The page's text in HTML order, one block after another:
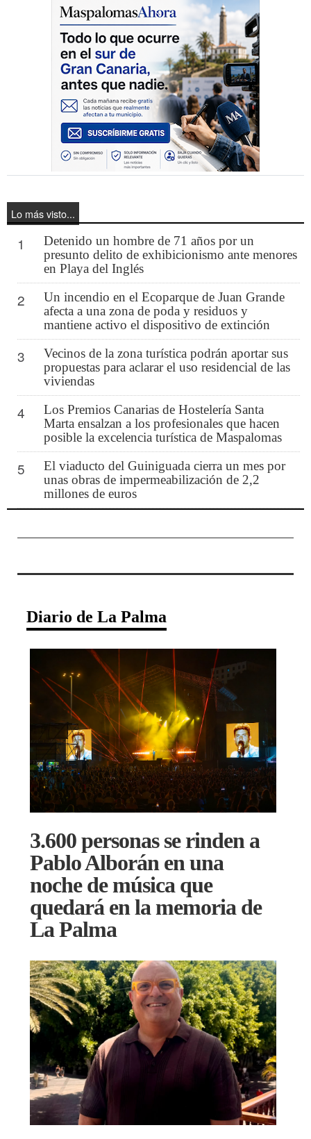
Lo más visto...
1
Detenido un hombre de 71 años por un
presunto delito de exhibicionismo ante menores
en Playa del Inglés
2
Un incendio en el Ecoparque de Juan Grande
afecta a una zona de poda y residuos y
mantiene activo el dispositivo de extinción
3
Vecinos de la zona turística podrán aportar sus
propuestas para aclarar el uso residencial de las
viviendas
4
Los Premios Canarias de Hostelería Santa
Marta ensalzan a los profesionales que hacen
posible la excelencia turística de Maspalomas
5
El viaducto del Guiniguada cierra un mes por
unas obras de impermeabilización de 2,2
millones de euros
Diario de La Palma
3.600 personas se rinden a
Pablo Alborán en una
noche de música que
quedará en la memoria de
La Palma